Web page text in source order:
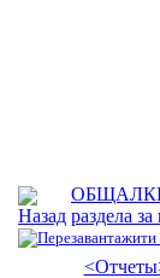
раздела